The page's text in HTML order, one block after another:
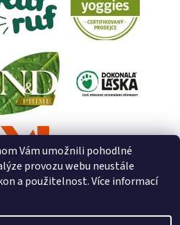
Vám umožnili pohodlné
provozu webu neustále
a použitelnost. Více informací